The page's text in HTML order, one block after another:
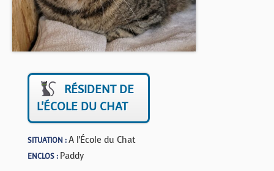
BOUTIQUE
FORUM
RÉSIDENT DE
L'ÉCOLE DU CHAT
SITUATION :A l'École du Chat
ENCLOS : Paddy